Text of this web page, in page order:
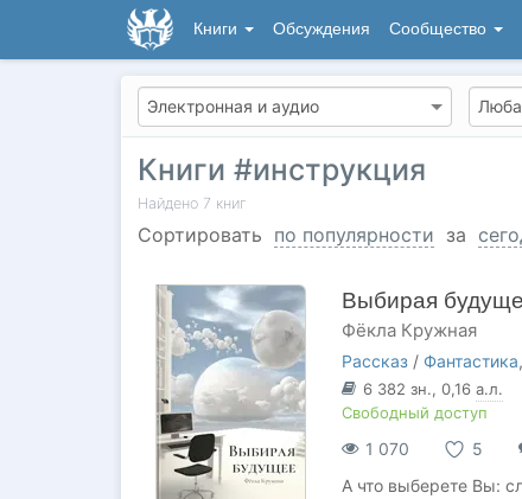
Книги Обсуждения Сообщество
Книги #инструкция
Найдено 7 книг
Сортировать по популярности за
Выбирая
Фёкла Кружная
Рассказ / Фантастика,
6 382 зн., 0,16 а.л.
Свободный доступ
1 070 5
А что выберете Вы: